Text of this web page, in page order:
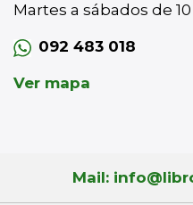
Martes a sábados de
092 483 018
Ver mapa
Mail: